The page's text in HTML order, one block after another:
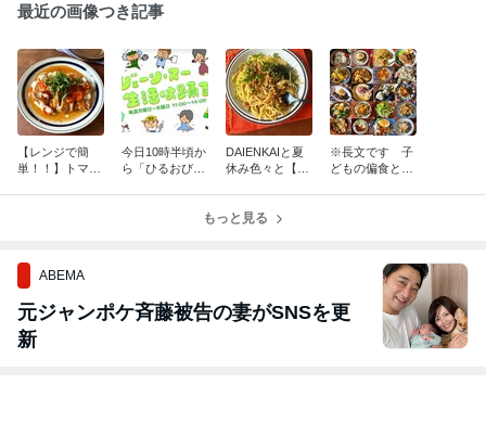
最近の画像つき記事
【レンジで簡
単！！】トマト
今日10時半頃か
ら「ひるおび」
DAIENKAIと夏
休み色々と【包
スタ
※長文です 子
どもの偏食とか
もっと見る
ABEMA
元ジャンポケ斉藤被告の妻がSNSを更
新